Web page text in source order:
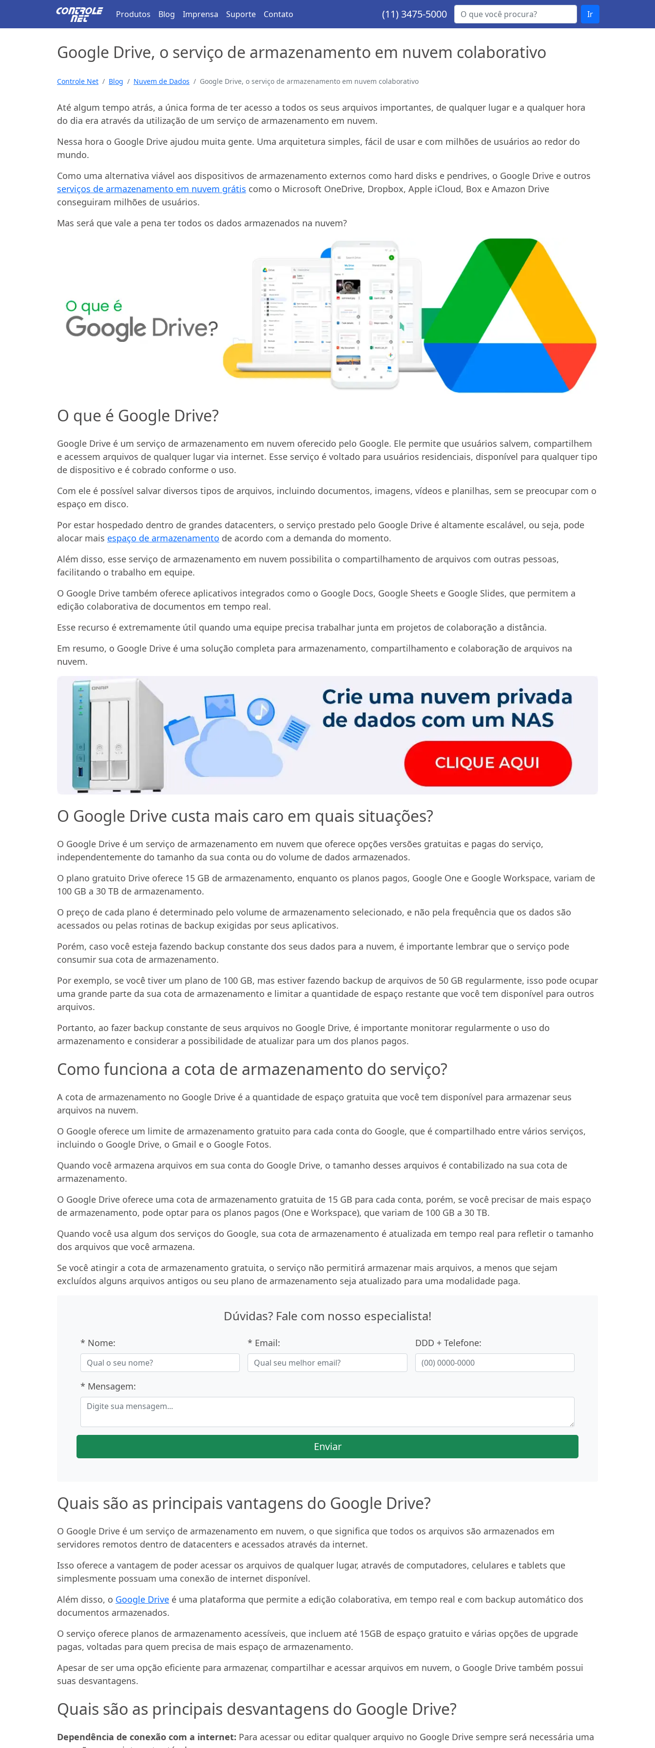
Produtos Blog Imprensa Suporte Contato (11) 3475-5000 Ir
Google Drive, o serviço de armazenamento em nuvem colaborativo
Controle Net Blog Nuvem de Dados Google Drive, o serviço de armazenamento em nuvem colaborativo
Até algum tempo atrás, a única forma de ter acesso a todos os seus arquivos importantes, de qualquer lugar e a qualquer hora
do dia era através da utilização de um serviço de armazenamento em nuvem.
Nessa hora o Google Drive ajudou muita gente. Uma arquitetura simples, fácil de usar e com milhões de usuários ao redor do
mundo.
Como uma alternativa viável aos dispositivos de armazenamento externos como hard disks e pendrives, o Google Drive e outros
serviços de armazenamento em nuvem grátis como o Microsoft OneDrive, Dropbox, Apple iCloud, Box e Amazon Drive
conseguiram milhões de usuários.
Mas será que vale a pena ter todos os dados armazenados na nuvem?
O que é Google Drive?
Google Drive é um serviço de armazenamento em nuvem oferecido pelo Google. Ele permite que usuários salvem, compartilhem
e acessem arquivos de qualquer lugar via internet. Esse serviço é voltado para usuários residenciais, disponível para qualquer tipo
de dispositivo e é cobrado conforme o uso.
Com ele é possível salvar diversos tipos de arquivos, incluindo documentos, imagens, vídeos e planilhas, sem se preocupar com o
espaço em disco.
Por estar hospedado dentro de grandes datacenters, o serviço prestado pelo Google Drive é altamente escalável, ou seja, pode
alocar mais espaço de armazenamento de acordo com a demanda do momento.
Além disso, esse serviço de armazenamento em nuvem possibilita o compartilhamento de arquivos com outras pessoas,
facilitando o trabalho em equipe.
O Google Drive também oferece aplicativos integrados como o Google Docs, Google Sheets e Google Slides, que permitem a
edição colaborativa de documentos em tempo real.
Esse recurso é extremamente útil quando uma equipe precisa trabalhar junta em projetos de colaboração a distância.
Em resumo, o Google Drive é uma solução completa para armazenamento, compartilhamento e colaboração de arquivos na
nuvem.
O Google Drive custa mais caro em quais situações?
O Google Drive é um serviço de armazenamento em nuvem que oferece opções versões gratuitas e pagas do serviço,
independentemente do tamanho da sua conta ou do volume de dados armazenados.
O plano gratuito Drive oferece 15 GB de armazenamento, enquanto os planos pagos, Google One e Google Workspace, variam de
100 GB a 30 TB de armazenamento.
O preço de cada plano é determinado pelo volume de armazenamento selecionado, e não pela frequência que os dados são
acessados ou pelas rotinas de backup exigidas por seus aplicativos.
Porém, caso você esteja fazendo backup constante dos seus dados para a nuvem, é importante lembrar que o serviço pode
consumir sua cota de armazenamento.
Por exemplo, se você tiver um plano de 100 GB, mas estiver fazendo backup de arquivos de 50 GB regularmente, isso pode ocupar
uma grande parte da sua cota de armazenamento e limitar a quantidade de espaço restante que você tem disponível para outros
arquivos.
Portanto, ao fazer backup constante de seus arquivos no Google Drive, é importante monitorar regularmente o uso do
armazenamento e considerar a possibilidade de atualizar para um dos planos pagos.
Como funciona a cota de armazenamento do serviço?
A cota de armazenamento no Google Drive é a quantidade de espaço gratuita que você tem disponível para armazenar seus
arquivos na nuvem.
O Google oferece um limite de armazenamento gratuito para cada conta do Google, que é compartilhado entre vários serviços,
incluindo o Google Drive, o Gmail e o Google Fotos.
Quando você armazena arquivos em sua conta do Google Drive, o tamanho desses arquivos é contabilizado na sua cota de
armazenamento.
O Google Drive oferece uma cota de armazenamento gratuita de 15 GB para cada conta, porém, se você precisar de mais espaço
de armazenamento, pode optar para os planos pagos (One e Workspace), que variam de 100 GB a 30 TB.
Quando você usa algum dos serviços do Google, sua cota de armazenamento é atualizada em tempo real para refletir o tamanho
dos arquivos que você armazena.
Se você atingir a cota de armazenamento gratuita, o serviço não permitirá armazenar mais arquivos, a menos que sejam
excluídos alguns arquivos antigos ou seu plano de armazenamento seja atualizado para uma modalidade paga.
Dúvidas? Fale com nosso especialista!
* Nome: * Email: DDD + Telefone:
* Mensagem:
Enviar
Quais são as principais vantagens do Google Drive?
O Google Drive é um serviço de armazenamento em nuvem, o que significa que todos os arquivos são armazenados em
servidores remotos dentro de datacenters e acessados através da internet.
Isso oferece a vantagem de poder acessar os arquivos de qualquer lugar, através de computadores, celulares e tablets que
simplesmente possuam uma conexão de internet disponível.
Além disso, o Google Drive é uma plataforma que permite a edição colaborativa, em tempo real e com backup automático dos
documentos armazenados.
O serviço oferece planos de armazenamento acessíveis, que incluem até 15GB de espaço gratuito e várias opções de upgrade
pagas, voltadas para quem precisa de mais espaço de armazenamento.
Apesar de ser uma opção eficiente para armazenar, compartilhar e acessar arquivos em nuvem, o Google Drive também possui
suas desvantagens.
Quais são as principais desvantagens do Google Drive?
Dependência de conexão com a internet: Para acessar ou editar qualquer arquivo no Google Drive sempre será necessária uma